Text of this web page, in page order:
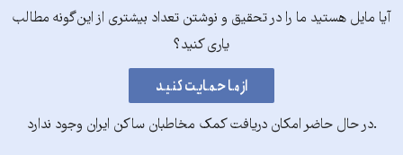
آیا مایل هستید ما را در تحقیق و نوشتن تعداد بیشتری از این‌گونه مطالب
یاری کنید؟
.در حال حاضر امکان دریافت کمک مخاطبان ساکن ایران وجود ندارد